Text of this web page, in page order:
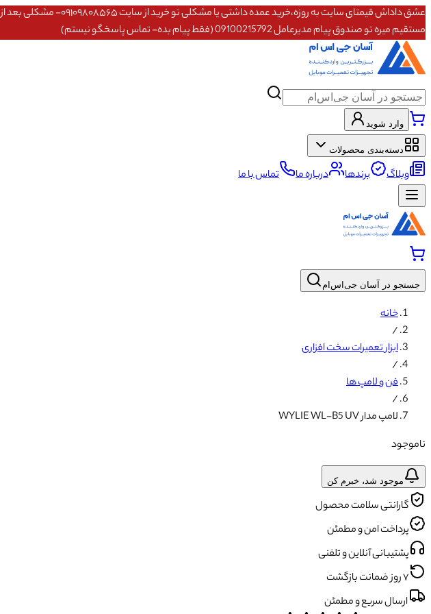
مستقیم میره تو صندوق پیام مدیرعامل 09100215792 (فقط پیام بده- تماس پاسخگو نیستم)
وارد شوید
دسته‌بندی محصولات
وبلاگ برندها درباره ما تماس با ما
جستجو در آسان جی‌اس‌ام
خانه
/
ابزار تعمیرات سخت افزاری
/
فن و لامپ ها
/
لامپ مدار WYLIE WL-B5 UV
ناموجود
موجود شد، خبرم کن
گارانتی سلامت محصول
پرداخت امن و مطمئن
پشتیبانی آنلاین و تلفنی
۷ روز ضمانت بازگشت
ارسال سریع و مطمئن